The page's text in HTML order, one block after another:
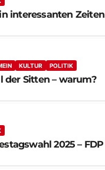
interessanten Zeiten
KULTUR POLITIK
der Sitten – warum?
2025 – FDP